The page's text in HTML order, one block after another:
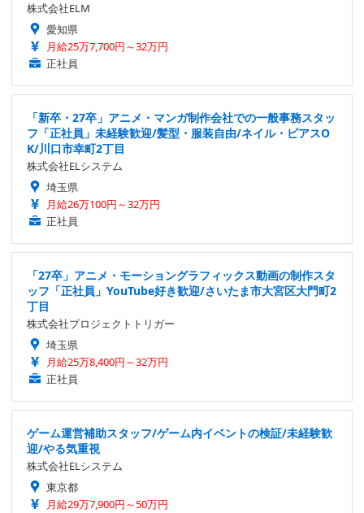
株式会社ELM
愛知県
月給25万7,700円～32万円
正社員
「新卒・27卒」アニメ・マンガ制作会社での一般事務スタッ
フ「正社員」未経験歓迎/髪型・服装自由/ネイル・ピアスO
K/川口市幸町2丁目
株式会社ELシステム
埼玉県
月給26万100円～32万円
正社員
「27卒」アニメ・モーショングラフィックス動画の制作スタ
ッフ「正社員」YouTube好き歓迎/さいたま市大宮区大門町2
丁目
株式会社プロジェクトトリガー
埼玉県
月給25万8,400円～32万円
正社員
ゲーム運営補助スタッフ/ゲーム内イベントの検証/未経験歓
迎/やる気重視
株式会社ELシステム
東京都
月給29万7,900円～50万円